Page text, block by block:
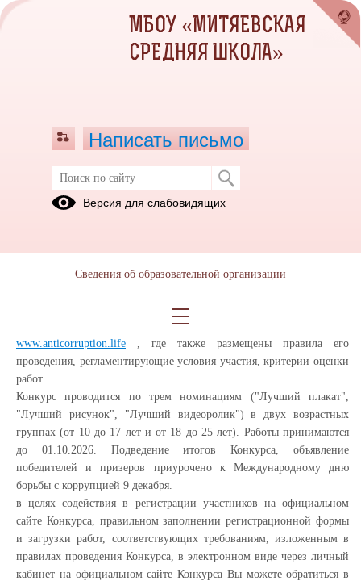
Конкурс "Вместе против коррупции"
Международный молодежный конкурс социальной
антикоррупционной рекламы "Вместе против коррупции!"
Прием конкурсных работ осуществляется на сайте Конкурса
www.anticorruption.life , где также размещены правила его
проведения, регламентирующие условия участия, критерии оценки
работ.
Конкурс проводится по трем номинациям ("Лучший плакат",
"Лучший рисунок", "Лучший видеоролик") в двух возрастных
группах (от 10 до 17 лет и от 18 до 25 лет). Работы принимаются
до 01.10.2026. Подведение итогов Конкурса, объявление
победителей и призеров приурочено к Международному дню
борьбы с коррупцией 9 декабря.
в целях содействия в регистрации участников на официальном
сайте Конкурса, правильном заполнении регистрационной формы
и загрузки работ, соответствующих требованиям, изложенным в
правилах проведения Конкурса, в электронном виде через личный
кабинет на официальном сайте Конкурса Вы можете обратиться в
МБОУ «МИТЯЕВСКАЯ
СРЕДНЯЯ ШКОЛА»
Написать письмо
Версия для слабовидящих
Сведения об образовательной организации